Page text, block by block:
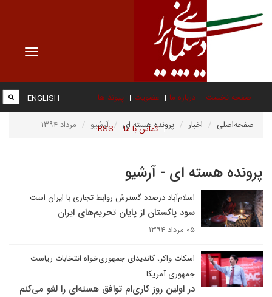
Toggle
صفحه نخست درباره ما عضویت پیوند ها
تماس با ما RSS
ENGLISH
صفحه‌اصلی اخبار پرونده هسته ای آرشیو مرداد ۱۳۹۴
پرونده هسته ای - آرشیو
اسلام‌آباد درصدد گسترش روابط تجاری با ایران است
سود پاکستان از پایان تحریم‌های ایران
۰۵ مرداد ۱۳۹۴
اسکات واکر، کاندیدای جمهوری‌خواه انتخابات ریاست
جمهوری آمریکا:
در اولین روز کاری‌ام توافق هسته‌ای را لغو می‌کنم